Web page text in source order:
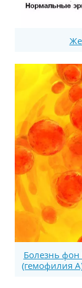
Болезнь фон
(гемофилия